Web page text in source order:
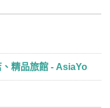
精品旅館 - AsiaYo